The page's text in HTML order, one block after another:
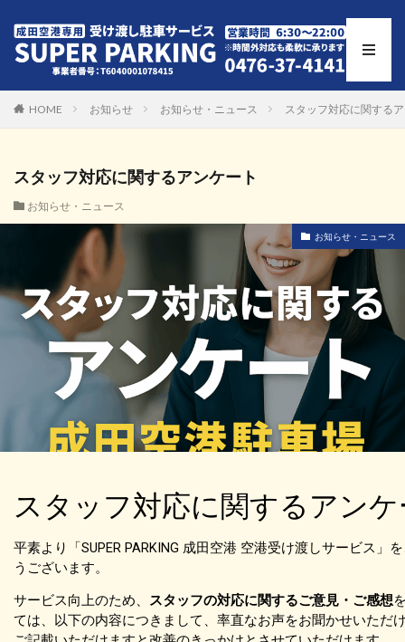
HOME お知らせ お知らせ・ニュース スタッフ対応に関する
スタッフ対応に関するアンケート
お知らせ・ニュース
お知らせ・ニュース